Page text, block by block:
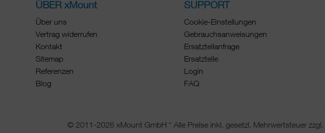
ÜBER xMount
Über uns
Vertrag widerrufen
Kontakt
Sitemap
Referenzen
Blog
SUPPORT
Cookie-Einstellungen
Gebrauchsanweisungen
Ersatzteilanfrage
Ersatzteile
Login
FAQ
© 2011-2026 xMount GmbH * Alle Preise inkl. gesetzl. Mehrwertsteuer zzgl.